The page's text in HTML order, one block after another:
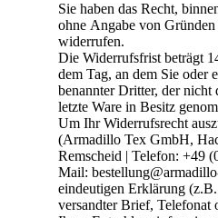
Sie haben das Recht,
ohne Angabe von Gründen
widerrufen.
Die Widerrufsfrist beträgt
dem Tag, an dem Sie oder
benannter Dritter, der nicht
letzte Ware in Besitz
Um Ihr Widerrufsrecht
(Armadillo Tex GmbH,
Remscheid | Telefon: +49
Mail:
eindeutigen Erklärung
versandter Brief, Telefonat